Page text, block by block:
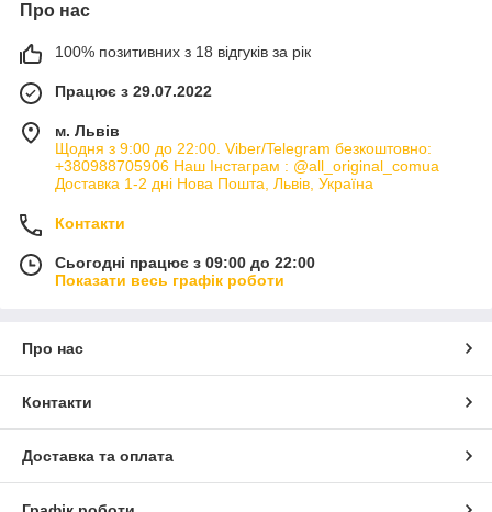
Про нас
100% позитивних з 18 відгуків за рік
Працює з 29.07.2022
м. Львів
Щодня з 9:00 до 22:00. Viber/Telegram безкоштовно:
+380988705906 Наш Інстаграм : @all_original_comua
Доставка 1-2 дні Нова Пошта, Львів, Україна
Контакти
Сьогодні працює з 09:00 до 22:00
Показати весь графік роботи
Про нас
Контакти
Доставка та оплата